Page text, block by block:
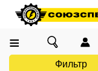
Главная Каталог
Фильтр